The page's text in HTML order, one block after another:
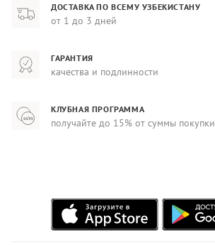
ДОСТАВКА ПО ВСЕМУ УЗБЕКИСТАНУ
от 1 до 3 дней
ГАРАНТИЯ
качества и подлинности
КЛУБНАЯ ПРОГРАММА
получайте до 15% от суммы покупки